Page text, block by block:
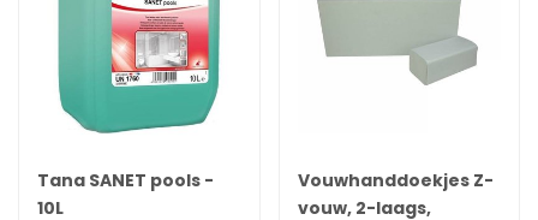
Tana SANET pools -
10L
Vouwhanddoekjes Z-
vouw, 2-laags,